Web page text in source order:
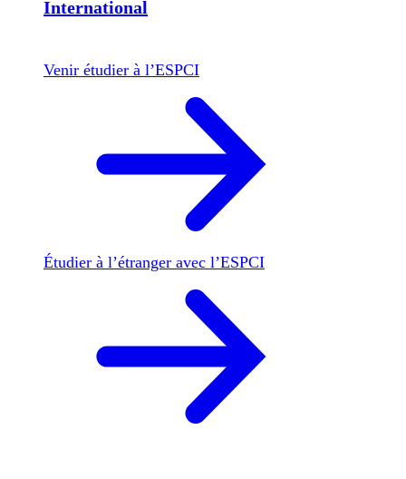
International
Venir étudier à l’ESPCI
Étudier à l’étranger avec l’ESPCI